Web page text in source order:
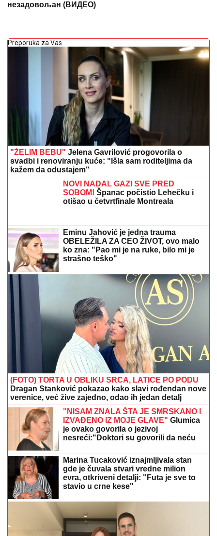
незадовољан (ВИДЕО)
Preporuka za Vas
"ŽELIM BEBU" Jelena Gavrilović progovorila o
svadbi i renoviranju kuće: "Išla sam roditeljima da
kažem da odustajem"
NOVI NADAL GAZI SVE PRED
SOBOM! Španac počistio Lehečku i
otišao u četvrtfinale Montreala
Eminu Jahović je jedna trauma
OBELEŽILA ZA CEO ŽIVOT, ovo malo
ko zna: "Pao mi je na ruke, bilo mi je
strašno teško"
(FOTO) TORTA U OBLIKU SRCA, LATICE PO PODU
Dragan Stanković pokazao kako slavi rođendan nove
verenice, već žive zajedno, odao ih jedan detalj
"NISAM ZNALA ŠTA JE SMRSKANO I
IZVAĐENO IZ MOJE GLAVE" Glumica
je ovako govorila o jezivoj
nesreći:"Doktori su govorili da neću
Marina Tucaković iznajmljivala stan
gde je čuvala stvari vredne milion
evra, otkriveni detalji: "Futa je sve to
stavio u crne kese"